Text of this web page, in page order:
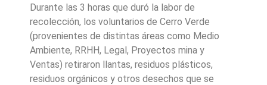
Durante las 3 horas que duró la labor de
recolección, los voluntarios de Cerro Verde
(provenientes de distintas áreas como Medio
Ambiente, RRHH, Legal, Proyectos mina y
Ventas) retiraron llantas, residuos plásticos,
residuos orgánicos y otros desechos que se